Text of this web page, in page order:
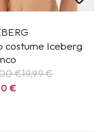
costume Iceberg
€19,99€
€